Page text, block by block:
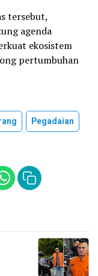
tersebut,
agenda
ekosistem
pertumbuhan
Pegadaian